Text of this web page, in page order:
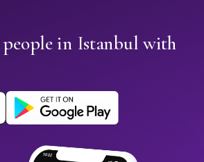
people in Istanbul with